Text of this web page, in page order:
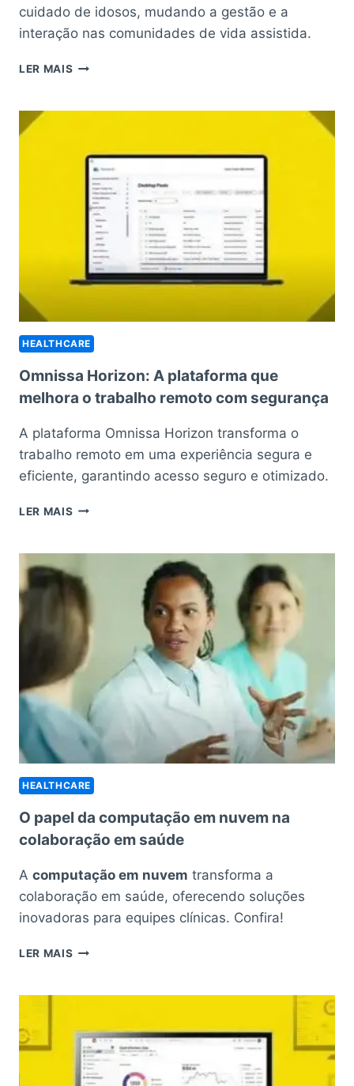
cuidado de idosos, mudando a gestão e a
interação nas comunidades de vida assistida.
LER MAIS COMO
CUIDADO
IDOSOS
2025
HEALTHCARE
Omnissa Horizon: A plataforma que
melhora o trabalho remoto com segurança
A plataforma Omnissa Horizon transforma o
trabalho remoto em uma experiência segura e
eficiente, garantindo acesso seguro e otimizado.
LER MAIS OMNISSA
QUE
MELHORA
O
TRABALHO
COM
SEGURANÇA
HEALTHCARE
O papel da computação em nuvem na
colaboração em saúde
A computação em nuvem transforma a
colaboração em saúde, oferecendo soluções
inovadoras para equipes clínicas. Confira!
LER MAIS O
NUVEM
NA
COLABORAÇÃO
EM